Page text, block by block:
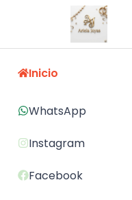
Inicio
WhatsApp
Instagram
Facebook